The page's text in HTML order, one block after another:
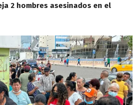
2 hombres asesinados en el